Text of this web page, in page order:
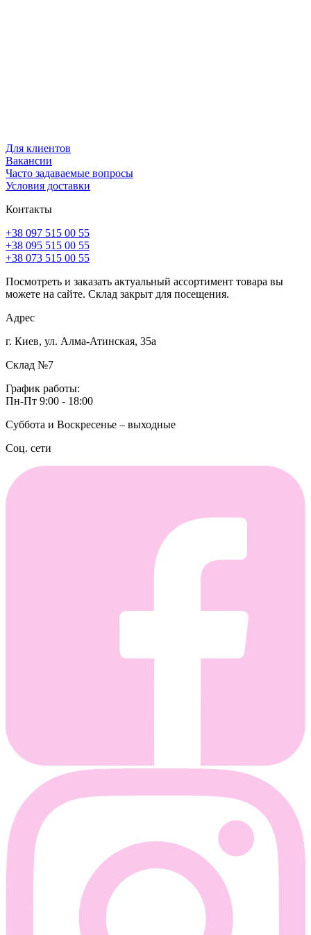
Для клиентов
Вакансии
Часто задаваемые вопросы
Условия доставки
Контакты
+38 097 515 00 55
+38 095 515 00 55
+38 073 515 00 55
Посмотреть и заказать актуальный ассортимент товара вы
можете на сайте. Склад закрыт для посещения.
Адрес
г. Киев, ул. Алма-Атинская, 35а
Склад №7
График работы:
Пн-Пт 9:00 - 18:00
Суббота и Воскресенье – выходные
Соц. сети